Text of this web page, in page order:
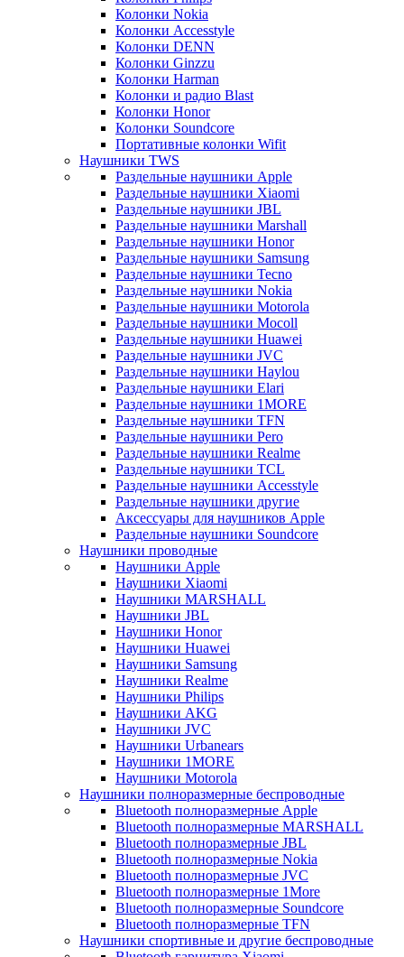
Колонки Nokia
Колонки Accesstyle
Колонки DENN
Колонки Ginzzu
Колонки Harman
Колонки и радио Blast
Колонки Honor
Колонки Soundcore
Портативные колонки Wifit
Наушники TWS
Раздельные наушники Apple
Раздельные наушники Xiaomi
Раздельные наушники JBL
Раздельные наушники Marshall
Раздельные наушники Honor
Раздельные наушники Samsung
Раздельные наушники Tecno
Раздельные наушники Nokia
Раздельные наушники Motorola
Раздельные наушники Mocoll
Раздельные наушники Huawei
Раздельные наушники JVC
Раздельные наушники Haylou
Раздельные наушники Elari
Раздельные наушники 1MORE
Раздельные наушники TFN
Раздельные наушники Pero
Раздельные наушники Realme
Раздельные наушники TCL
Раздельные наушники Accesstyle
Раздельные наушники другие
Аксессуары для наушников Apple
Раздельные наушники Soundcore
Наушники проводные
Наушники Apple
Наушники Xiaomi
Наушники MARSHALL
Наушники JBL
Наушники Honor
Наушники Huawei
Наушники Samsung
Наушники Realme
Наушники Philips
Наушники AKG
Наушники JVC
Наушники Urbanears
Наушники 1MORE
Наушники Motorola
Наушники полноразмерные беспроводные
Bluetooth полноразмерные Apple
Bluetooth полноразмерные MARSHALL
Bluetooth полноразмерные JBL
Bluetooth полноразмерные Nokia
Bluetooth полноразмерные JVC
Bluetooth полноразмерные 1More
Bluetooth полноразмерные Soundcore
Bluetooth полноразмерные TFN
Наушники спортивные и другие беспроводные